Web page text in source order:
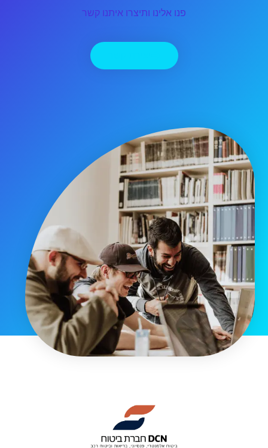
פנו אלינו ותיצרו איתנו קשר